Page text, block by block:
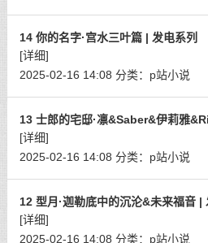
14 你的名字·宫水三叶篇 | 发电系列
[详细]
2025-02-16 14:08 分类： p站小说
13 士郎的宅邸·凛&Saber&伊莉雅
[详细]
2025-02-16 14:08 分类： p站小说
12 型月·迦勒底中的沉沦&未来福音 |
[详细]
2025-02-16 14:08 分类： p站小说